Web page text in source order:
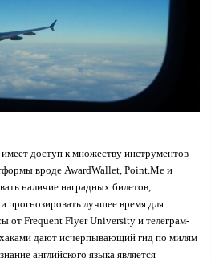
доступ к множеству инструментов
вроде AwardWallet, Point.Me и
наличие наградных билетов,
прогнозировать лучшее время для
от Frequent Flyer University и телеграм-
дают исчерпывающий гид по милям
английского языка является